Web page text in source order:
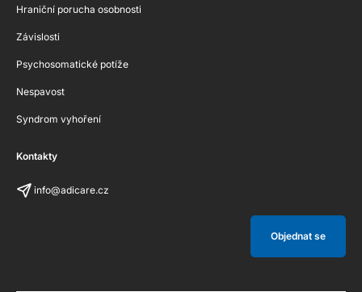
Hraniční porucha osobnosti
Závislosti
Psychosomatické potíže
Nespavost
Syndrom vyhoření
Kontakty
info@adicare.cz
Objednat se